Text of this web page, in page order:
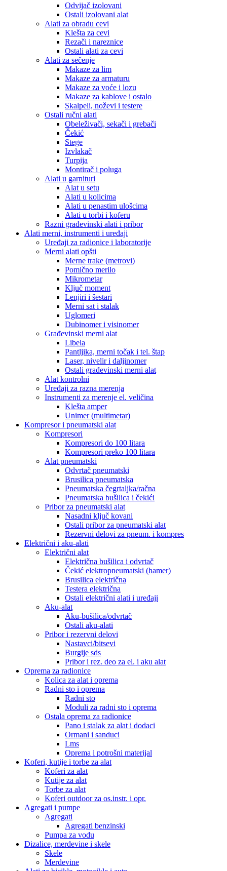
Odvijač izolovani
Ostali izolovani alat
Alati za obradu cevi
Klešta za cevi
Rezači i nareznice
Ostali alati za cevi
Alati za sečenje
Makaze za lim
Makaze za armaturu
Makaze za voće i lozu
Makaze za kablove i ostalo
Skalpeli, noževi i testere
Ostali ručni alati
Obeleživači, sekači i grebači
Čekić
Stege
Izvlakač
Turpija
Montirač i poluga
Alati u garnituri
Alat u setu
Alati u kolicima
Alati u penastim ulošcima
Alati u torbi i koferu
Razni građevinski alati i pribor
Alati merni, instrumenti i uređaji
Uređaji za radionice i laboratorije
Merni alati opšti
Merne trake (metrovi)
Pomično merilo
Mikrometar
Ključ moment
Lenjiri i šestari
Merni sat i stalak
Uglomeri
Dubinomer i visinomer
Građevinski merni alat
Libela
Pantljika, merni točak i tel. štap
Laser, nivelir i daljinomer
Ostali građevinski merni alat
Alat kontrolni
Uređaji za razna merenja
Instrumenti za merenje el. veličina
Klešta amper
Unimer (multimetar)
Kompresor i pneumatski alat
Kompresori
Kompresori do 100 litara
Kompresori preko 100 litara
Alat pneumatski
Odvrtač pneumatski
Brusilica pneumatska
Pneumatska čegrtaljka/račna
Pneumatska bušilica i čekići
Pribor za pneumatski alat
Nasadni ključ kovani
Ostali pribor za pneumatski alat
Rezervni delovi za pneum. i kompres
Električni i aku-alati
Električni alat
Električna bušilica i odvrtač
Čekić elektropneumatski (hamer)
Brusilica električna
Testera električna
Ostali električni alati i uređaji
Aku-alat
Aku-bušilica/odvrtač
Ostali aku-alati
Pribor i rezervni delovi
Nastavci/bitsevi
Burgije sds
Pribor i rez. deo za el. i aku alat
Oprema za radionice
Kolica za alat i oprema
Radni sto i oprema
Radni sto
Moduli za radni sto i oprema
Ostala oprema za radionice
Pano i stalak za alat i dodaci
Ormani i sanduci
Lms
Oprema i potrošni materijal
Koferi, kutije i torbe za alat
Koferi za alat
Kutije za alat
Torbe za alat
Koferi outdoor za os.instr. i opr.
Agregati i pumpe
Agregati
Agregati benzinski
Pumpa za vodu
Dizalice, merdevine i skele
Skele
Merdevine